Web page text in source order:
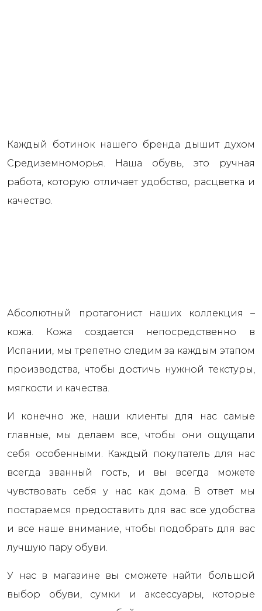
Каждый ботинок нашего бренда дышит духом
Средиземноморья. Наша обувь, это ручная
работа, которую отличает удобство, расцветка и
качество.
Абсолютный протагонист наших коллекция –
кожа. Кожа создается непосредственно в
Испании, мы трепетно следим за каждым этапом
производства, чтобы достичь нужной текстуры,
мягкости и качества.
И конечно же, наши клиенты для нас самые
главные, мы делаем все, чтобы они ощущали
себя особенными. Каждый покупатель для нас
всегда званный гость, и вы всегда можете
чувствовать себя у нас как дома. В ответ мы
постараемся предоставить для вас все удобства
и все наше внимание, чтобы подобрать для вас
лучшую пару обуви.
У нас в магазине вы сможете найти большой
выбор обуви, сумки и аксессуары, которые